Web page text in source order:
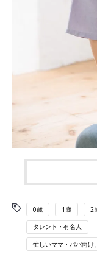
0歳 1歳 2
タレント・有名人
忙しいママ・パパ向け